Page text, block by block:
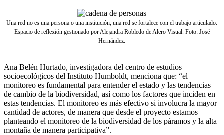
Una red no es una persona o una institución, una red se fortalece con el trabajo articulado.
Espacio de reflexión gestionado por Alejandra Robledo de Alero Visual. Foto: José
Hernández.
Ana Belén Hurtado, investigadora del centro de estudios
socioecológicos del Instituto Humboldt, menciona que: “el
monitoreo es fundamental para entender el estado y las tendencias
de cambio de la biodiversidad, así como los factores que inciden en
estas tendencias. El monitoreo es más efectivo si involucra la mayor
cantidad de actores, de manera que desde el proyecto estamos
planteando el monitoreo de la biodiversidad de los páramos y la alta
montaña de manera participativa”.